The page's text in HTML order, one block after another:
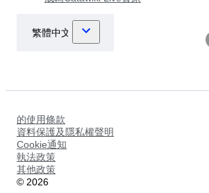
的使用條款
資料保護及隱私權聲明
Cookie通知
執法政策
其他政策
© 2026